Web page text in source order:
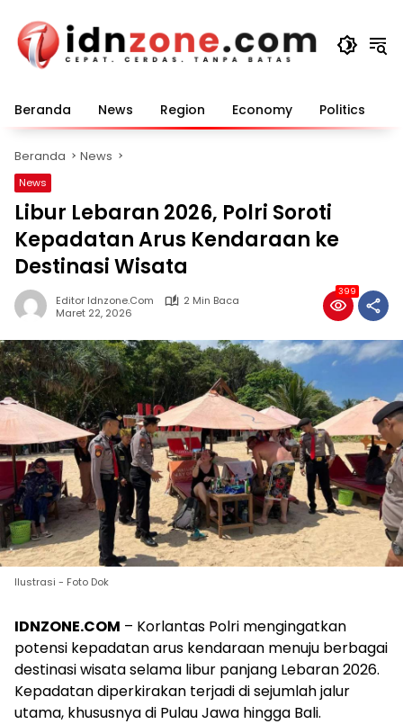
konten
Beranda News Region Economy Politics
Beranda News
News
Libur Lebaran 2026, Polri Soroti
Kepadatan Arus Kendaraan ke
Destinasi Wisata
Editor Idnzone.com
2 Min Baca
Maret 22, 2026
399
Ilustrasi - Foto Dok
IDNZONE.COM – Korlantas Polri mengingatkan
potensi kepadatan arus kendaraan menuju berbagai
destinasi wisata selama libur panjang Lebaran 2026.
Kepadatan diperkirakan terjadi di sejumlah jalur
utama, khususnya di Pulau Jawa hingga Bali.